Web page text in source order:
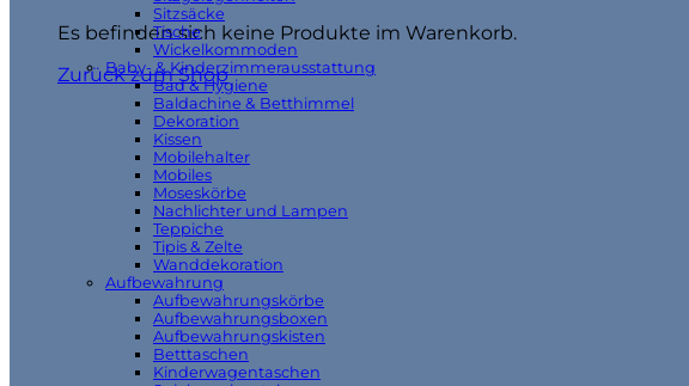
Es befinden sich keine Produkte im Warenkorb.
Zurück zum Shop
Sitzsäcke
Tische
Wickelkommoden
Baby- & Kinderzimmerausstattung
Bad & Hygiene
Baldachine & Betthimmel
Dekoration
Kissen
Mobilehalter
Mobiles
Moseskörbe
Nachlichter und Lampen
Teppiche
Tipis & Zelte
Wanddekoration
Aufbewahrung
Aufbewahrungskörbe
Aufbewahrungsboxen
Aufbewahrungskisten
Betttaschen
Kinderwagentaschen